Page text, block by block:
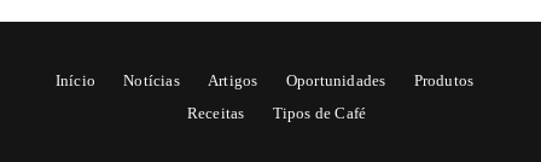
Início Notícias Artigos Oportunidades
Produtos
Receitas
Tipos de Café